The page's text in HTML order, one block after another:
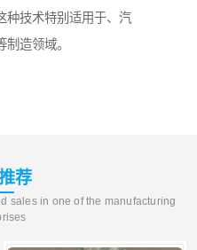
种技术特别适用于、汽
造领域。
荐
sales in one of the manufacturing